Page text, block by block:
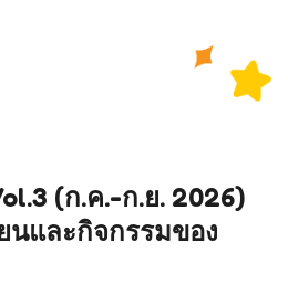
(ก.ค.-ก.ย. 2026)
นและกิจกรรมของ